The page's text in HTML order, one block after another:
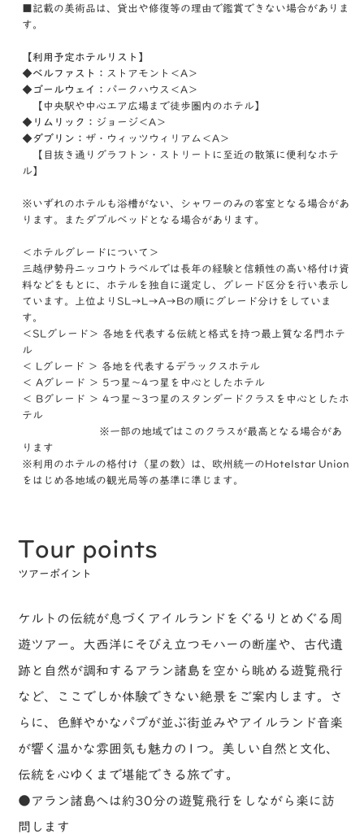
■記載の美術品は、貸出や修復等の理由で鑑賞できない場合がありま
す。
【利用予定ホテルリスト】
◆ベルファスト：
ストアモント＜A＞
◆ゴールウェイ： パークハウス＜A＞
【中央駅や中心エア広場まで徒歩圏内のホテル】
◆リムリック： ジョージ＜A＞
◆ダブリン： ザ・ウィッツウィリアム＜A＞
【目抜き通りグラフトン・ストリートに至近の散策に便利なホテ
ル】
※いずれのホテルも浴槽がない、シャワーのみの客室となる場合があ
ります。またダブルベッドとなる場合があります。
＜ホテルグレードについて＞
三越伊勢丹ニッコウトラベルでは長年の経験と信頼性の高い格付け資
料などをもとに、ホテルを独自に選定し、グレード区分を行い表示し
ています。上位よりSL→L→A→Bの順にグレード分けをしていま
す。
＜SLグレード＞ 各地を代表する伝統と格式を持つ最上質な名門ホテ
ル
＜ Lグレード ＞ 各地を代表するデラックスホテル
＜ Aグレード ＞ 5つ星～4つ星を中心としたホテル
＜ Bグレード ＞ 4つ星～3つ星のスタンダードクラスを中心としたホ
テル
※一部の地域ではこのクラスが最高となる場合があ
ります
※利用のホテルの格付け（星の数）は、欧州統一のHotelstar Union
をはじめ各地域の観光局等の基準に準じます。
Tour points
ツアーポイント
ケルトの伝統が息づくアイルランドをぐるりとめぐる周
遊ツアー。大西洋にそびえ立つモハーの断崖や、古代遺
跡と自然が調和するアラン諸島を空から眺める遊覧飛行
など、ここでしか体験できない絶景をご案内します。さ
らに、色鮮やかなパブが並ぶ街並みやアイルランド音楽
が響く温かな雰囲気も魅力の1つ。美しい自然と文化、
伝統を心ゆくまで堪能できる旅です。
●アラン諸島へは約30分の遊覧飛行をしながら楽に訪
問します